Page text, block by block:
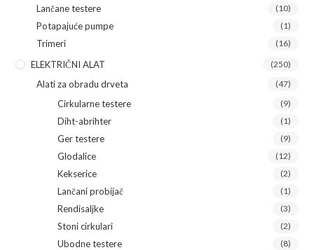
Lančane testere (10)
Potapajuće pumpe (1)
Trimeri (16)
ELEKTRIČNI ALAT (250)
Alati za obradu drveta (47)
Cirkularne testere (9)
Diht-abrihter (1)
Ger testere (9)
Glodalice (12)
Kekserice (2)
Lančani probijač (1)
Rendisaljke (3)
Stoni cirkulari (2)
Ubodne testere (8)